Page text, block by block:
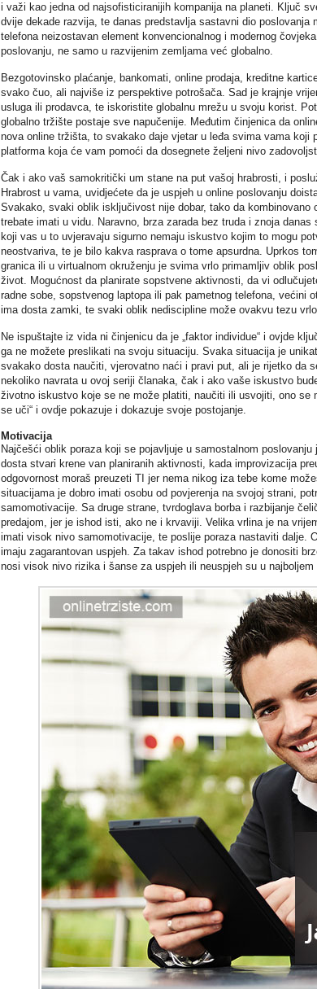
i važi kao jedna od najsofisticiranijih kompanija na planeti. Ključ
dvije dekade razvija, te danas predstavlja sastavni dio poslovanja
telefona neizostavan element konvencionalnog i modernog
poslovanju, ne samo u razvijenim zemljama već globalno.
Bezgotovinsko plaćanje, bankomati, online prodaja, kreditne
svako čuo, ali najviše iz perspektive potrošača. Sad je krajnje
usluga ili prodavca, te iskoristite globalnu mrežu u svoju korist.
globalno tržište postaje sve napučenije. Međutim činjenica da
nova online tržišta, to svakako daje vjetar u leđa svima vama koji
platforma koja će vam pomoći da dosegnete željeni nivo
Čak i ako vaš samokritički um stane na put vašoj hrabrosti, i
Hrabrost u vama, uvidjećete da je uspjeh u online poslovanju
Svakako, svaki oblik isključivost nije dobar, tako da
trebate imati u vidu. Naravno, brza zarada bez truda i znoja
koji vas u to uvjeravaju sigurno nemaju iskustvo kojim to mogu
neostvariva, te je bilo kakva rasprava o tome apsurdna. Uprkos
granica ili u virtualnom okruženju je svima vrlo primamljiv oblik
život. Mogućnost da planirate sopstvene aktivnosti, da vi
radne sobe, sopstvenog laptopa ili pak pametnog telefona, većini
ima dosta zamki, te svaki oblik nediscipline može ovakvu tezu
Ne ispuštajte iz vida ni činjenicu da je „faktor individue“ i ovjde
ga ne možete preslikati na svoju situaciju. Svaka situacija je
svakako dosta naučiti, vjerovatno naći i pravi put, ali je rijetko da
nekoliko navrata u ovoj seriji članaka, čak i ako vaše iskustvo
životno iskustvo koje se ne može platiti, naučiti ili usvojiti, ono se
se uči“ i ovdje pokazuje i dokazuje svoje postojanje.
Motivacija
Najčešći oblik poraza koji se pojavljuje u samostalnom
dosta stvari krene van planiranih aktivnosti, kada improvizacija
odgovornost moraš preuzeti TI jer nema nikog iza tebe kome
situacijama je dobro imati osobu od povjerenja na svojoj strani,
samomotivacije. Sa druge strane, tvrdoglava borba i razbijanje
predajom, jer je ishod isti, ako ne i krvaviji. Velika vrlina je na
imati visok nivo samomotivacije, te poslije poraza nastaviti dalje.
imaju zagarantovan uspjeh. Za takav ishod potrebno je donositi
nosi visok nivo rizika i šanse za uspjeh ili neuspjeh su u najboljem